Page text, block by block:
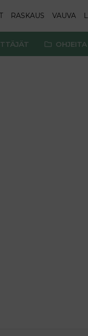
RASKAUS VAUVA
OHJEITA